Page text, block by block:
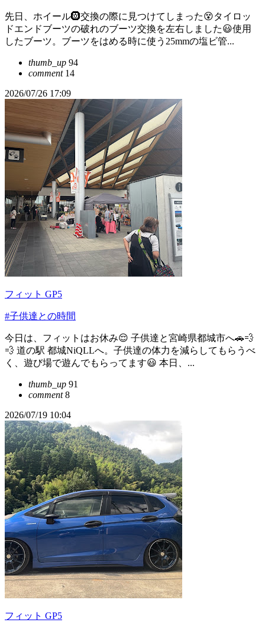
先日、ホイール🛞交換の際に見つけてしまった😵タイロッ
ドエンドブーツの破れのブーツ交換を左右しました😃使用
したブーツ。ブーツをはめる時に使う25mmの塩ビ管...
thumb_up 94
comment14
2026/07/26 17:09
フィット GP5
#子供達との時間
今日は、フィットはお休み😌 子供達と宮崎県都城市へ🚗💨
💨 道の駅 都城NiQLLへ。子供達の体力を減らしてもらうべ
く、遊び場で遊んでもらってます😃 本日、...
thumb_up 91
comment8
2026/07/19 10:04
フィット GP5